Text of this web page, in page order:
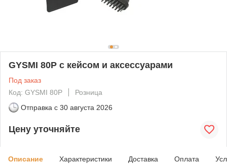
GYSMI 80P с кейсом и аксессуарами
Под заказ
Код: GYSMI 80P
Розница
Отправка с 30 августа 2026
Цену уточняйте
Описание Характеристики Доставка Оплата